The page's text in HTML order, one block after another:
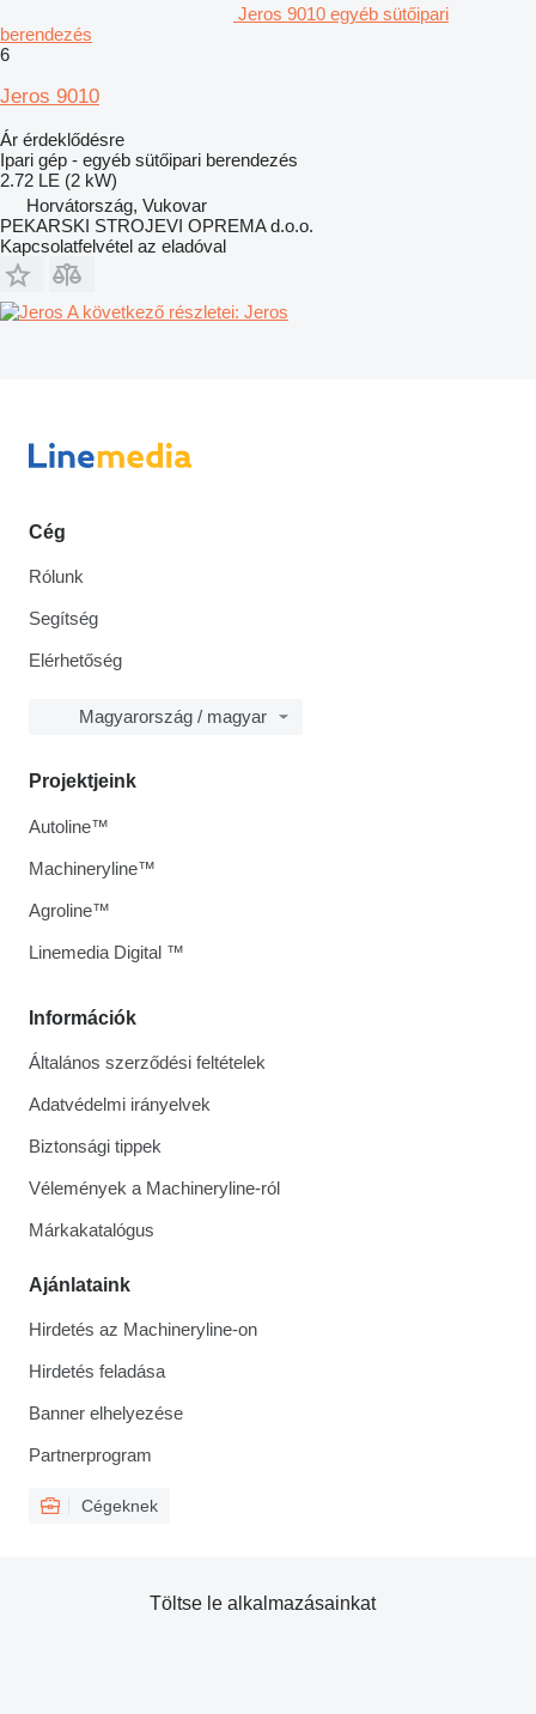
Jeros 9010 egyéb sütőipari
berendezés
6
Jeros 9010
Ár érdeklődésre
Ipari gép - egyéb sütőipari berendezés
2.72 LE (2 kW)
Horvátország, Vukovar
PEKARSKI STROJEVI OPREMA d.o.o.
Kapcsolatfelvétel az eladóval
A következő részletei: Jeros
Cég
Rólunk
Segítség
Elérhetőség
Magyarország / magyar
Információk
Általános szerződési feltételek
Adatvédelmi irányelvek
Biztonsági tippek
Vélemények a Machineryline-ról
Márkakatalógus
Ajánlataink
Hirdetés az Machineryline-on
Hirdetés feladása
Banner elhelyezése
Partnerprogram
Cégeknek
Projektjeink
Autoline™
Machineryline™
Agroline™
Linemedia Digital ™
Töltse le alkalmazásainkat